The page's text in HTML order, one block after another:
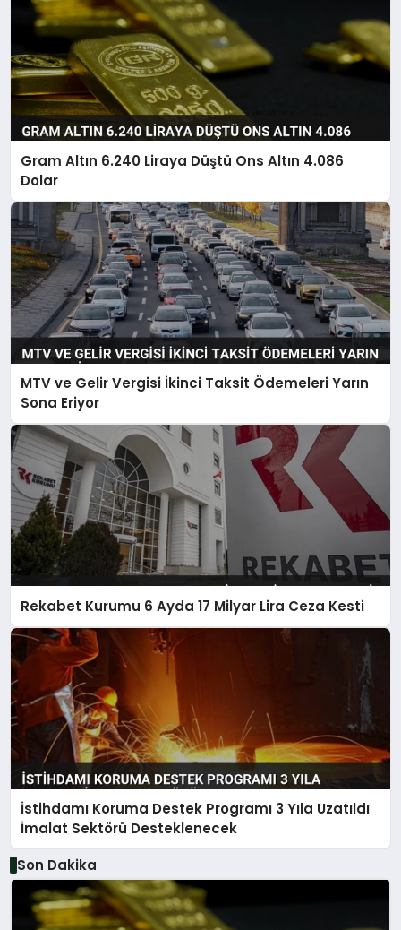
Gram Altın 6.240 Liraya Düştü Ons Altın 4.086
Dolar
MTV ve Gelir Vergisi İkinci Taksit Ödemeleri Yarın
Sona Eriyor
Rekabet Kurumu 6 Ayda 17 Milyar Lira Ceza Kesti
İstihdamı Koruma Destek Programı 3 Yıla Uzatıldı
İmalat Sektörü Desteklenecek
Son Dakika